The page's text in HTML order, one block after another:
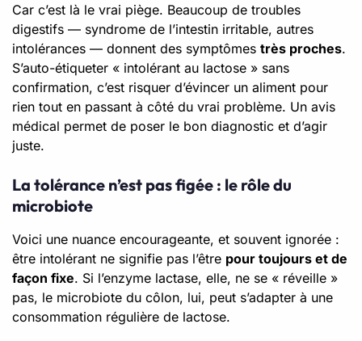
Car c’est là le vrai piège. Beaucoup de troubles
digestifs — syndrome de l’intestin irritable, autres
intolérances — donnent des symptômes très proches.
S’auto-étiqueter « intolérant au lactose » sans
confirmation, c’est risquer d’évincer un aliment pour
rien tout en passant à côté du vrai problème. Un avis
médical permet de poser le bon diagnostic et d’agir
juste.
La tolérance n’est pas figée : le rôle du
microbiote
Voici une nuance encourageante, et souvent ignorée :
être intolérant ne signifie pas l’être pour toujours et de
façon fixe. Si l’enzyme lactase, elle, ne se « réveille »
pas, le microbiote du côlon, lui, peut s’adapter à une
consommation régulière de lactose.